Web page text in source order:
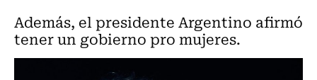
Además, el presidente Argentino afirmó
tener un gobierno pro mujeres.